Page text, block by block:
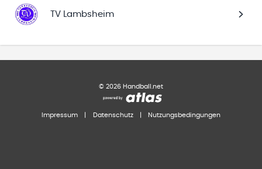
TV Lambsheim
© 2026 Handball.net
Impressum Datenschutz Nutzungsbedingungen